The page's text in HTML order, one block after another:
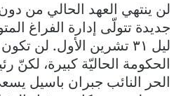
لن ينتهي العهد الحالي من
جديدة تتولّى إدارة الفراغ
ليل ٣١ تشرين الأول. لن
الحكومة الحاليّة كبيرة، لكنّ
الحر النائب جبران باسيل